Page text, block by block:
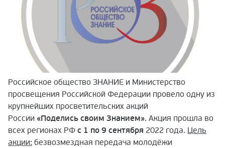
Российское общество ЗНАНИЕ и Министерство
просвещения Российской Федерации провело одну из
крупнейших просветительских акций
России «Поделись своим Знанием». Акция прошла во
всех регионах РФ с 1 по 9 сентября 2022 года. Цель
акции: безвозмездная передача молодёжи